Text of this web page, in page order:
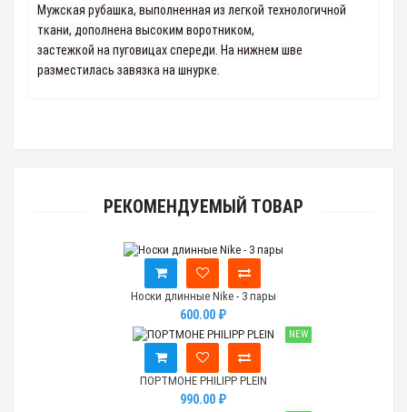
Мужская рубашка, выполненная из легкой технологичной
ткани, дополнена высоким воротником,
застежкой на пуговицах спереди. На нижнем шве
разместилась завязка на шнурке.
РЕКОМЕНДУЕМЫЙ ТОВАР
Носки длинные Nike - 3 пары
600.00 ₽
NEW
ПОРТМОНЕ PHILIPP PLEIN
990.00 ₽